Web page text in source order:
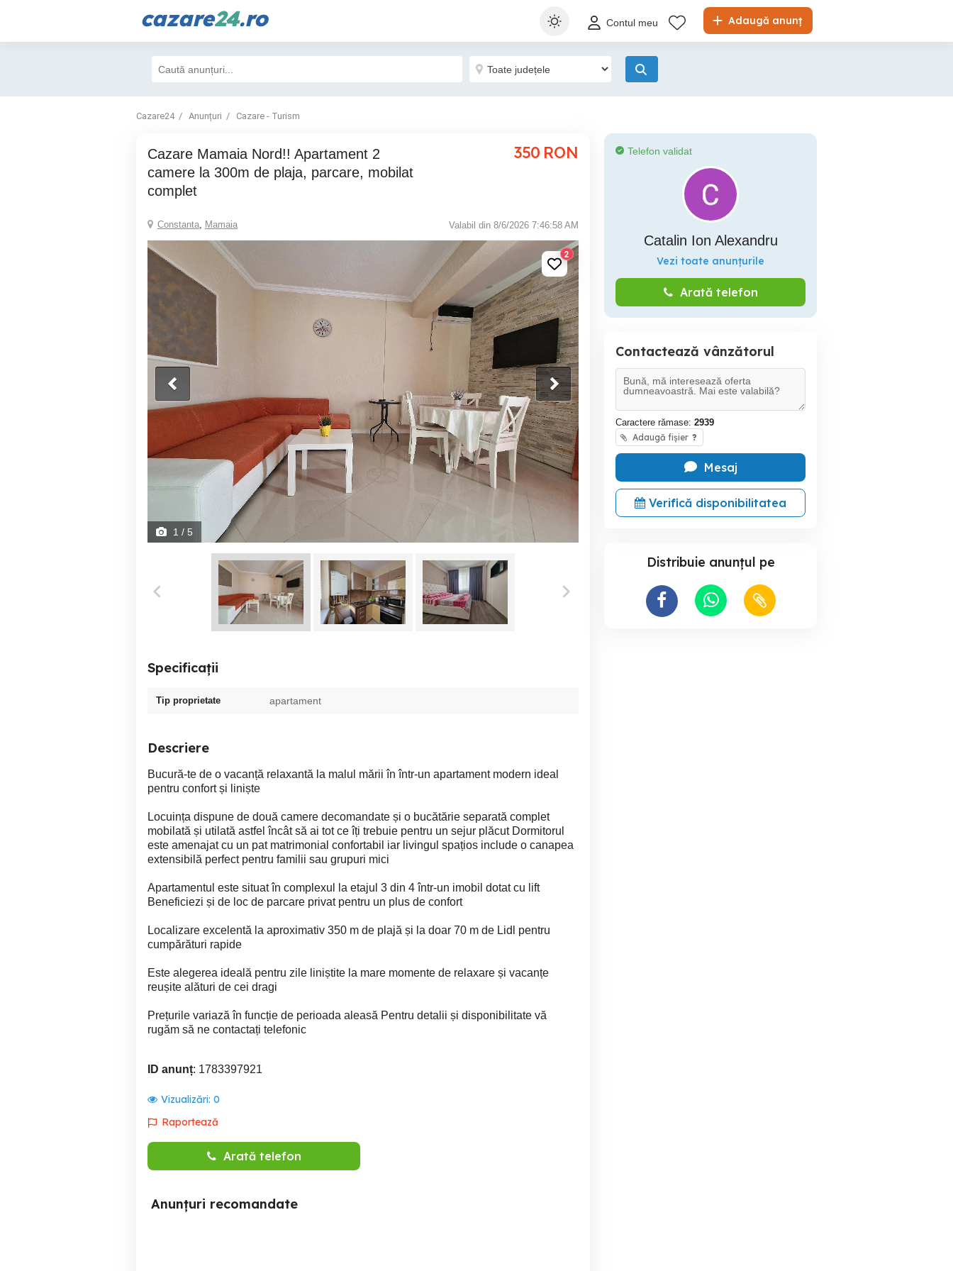
cazare24.ro Adaugă anunț
Contul meu
Cazare24 Anunțuri Cazare - Turism
Cazare Mamaia Nord!! Apartament 2
camere la 300m de plaja, parcare, mobilat
complet
350 RON
Constanta, Mamaia Valabil din 8/6/2026 7:46:58 AM
2
1 / 5
Specificații
Tip proprietate apartament
Descriere
Bucură-te de o vacanță relaxantă la malul mării în într-un apartament modern ideal
pentru confort și liniște
Locuința dispune de două camere decomandate și o bucătărie separată complet
mobilată și utilată astfel încât să ai tot ce îți trebuie pentru un sejur plăcut Dormitorul
este amenajat cu un pat matrimonial confortabil iar livingul spațios include o canapea
extensibilă perfect pentru familii sau grupuri mici
Apartamentul este situat în complexul la etajul 3 din 4 într-un imobil dotat cu lift
Beneficiezi și de loc de parcare privat pentru un plus de confort
Localizare excelentă la aproximativ 350 m de plajă și la doar 70 m de Lidl pentru
cumpărături rapide
Este alegerea ideală pentru zile liniștite la mare momente de relaxare și vacanțe
reușite alături de cei dragi
Prețurile variază în funcție de perioada aleasă Pentru detalii și disponibilitate vă
rugăm să ne contactați telefonic
ID anunț: 1783397921
Vizualizări: 0
Raportează
Arată telefon
Anunțuri recomandate
Telefon validat
Catalin Ion Alexandru
Vezi toate anunțurile
Arată telefon
Contactează vânzătorul
Caractere rămase: 2939
Adaugă fișier ?
Mesaj
Verifică disponibilitatea
Distribuie anunțul pe